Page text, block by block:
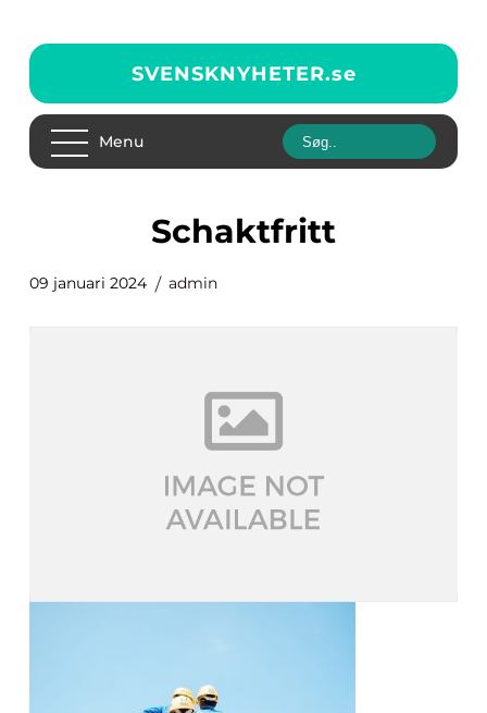
SVENSKNYHETER.se
Menu
Schaktfritt
09 januari 2024 admin